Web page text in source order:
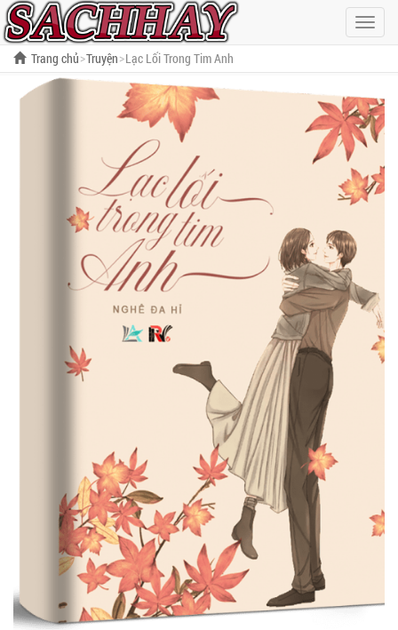
Hiện
menu
Trang chủ Truyện Lạc Lối Trong Tim Anh